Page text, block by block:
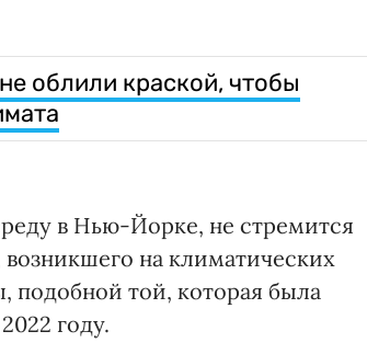
облили краской, чтобы
в Нью-Йорке, не стремится
на климатических
подобной той, которая была
году.